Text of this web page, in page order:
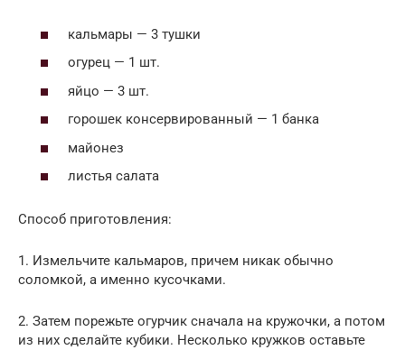
кальмары — 3 тушки
огурец — 1 шт.
яйцо — 3 шт.
горошек консервированный — 1 банка
майонез
листья салата
Способ приготовления:
1. Измельчите кальмаров, причем никак обычно
соломкой, а именно кусочками.
2. Затем порежьте огурчик сначала на кружочки, а потом
из них сделайте кубики. Несколько кружков оставьте